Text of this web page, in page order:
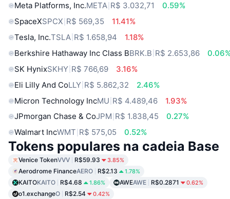
Meta Platforms, Inc.META R$ 3.032,71
0.59%
SpaceXSPCX R$ 569,35
11.41%
Tesla, Inc.TSLA R$ 1.658,94
1.18%
Berkshire Hathaway Inc Class BBRK.B R$ 2.653,86
SK HynixSKHY R$ 766,69
3.16%
Eli Lilly And CoLLY R$ 5.862,32
2.46%
Micron Technology IncMU R$ 4.489,46
1.93%
JPmorgan Chase & CoJPM R$ 1.838,45
0.27%
Walmart IncWMT R$ 575,05 0.52%
Tokens populares na cadeia Base
Venice TokenVVV R$59.93 3.85%
Aerodrome FinanceAERO R$2.13 1.78%
KAITOKAITO R$4.68 1.86% AWEAWE R$0.2871 0.62%
o1.exchangeO R$2.54 0.42%